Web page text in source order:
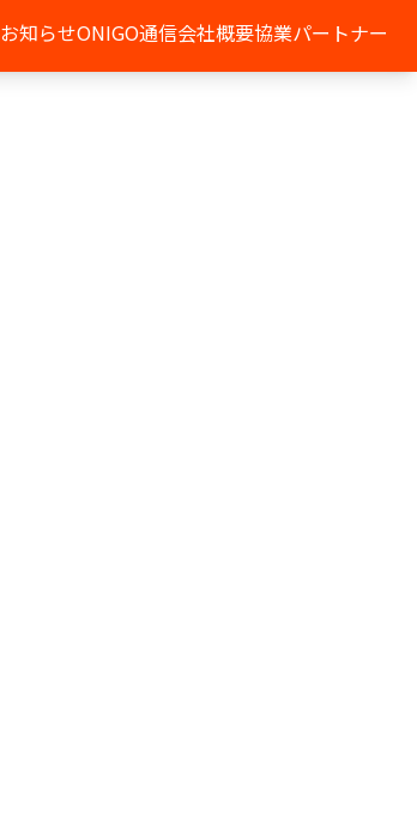
お知らせONIGO通信会社概要協業パートナー